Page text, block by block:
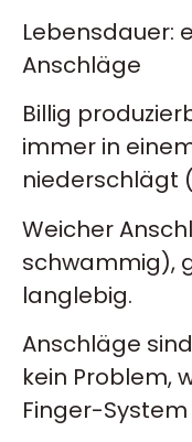
Lebensdauer:
Anschläge
Billig
immer in
niederschlägt
Weicher
schwammig),
langlebig.
Anschläge
kein Problem,
Finger-